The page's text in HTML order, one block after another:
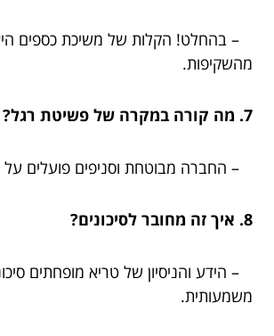
– בהחלט! הקלות של משיכת כספים
מהשקיפות.
7. מה קורה במקרה של פשיטת רגל?
– החברה מבוטחת וסניפים פועלים על
8. איך זה מחובר לסיכונים?
– הידע והניסיון של טריא מופחתים
משמעותית.